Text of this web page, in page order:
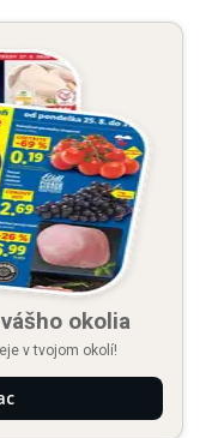
okolia
v tvojom okolí!